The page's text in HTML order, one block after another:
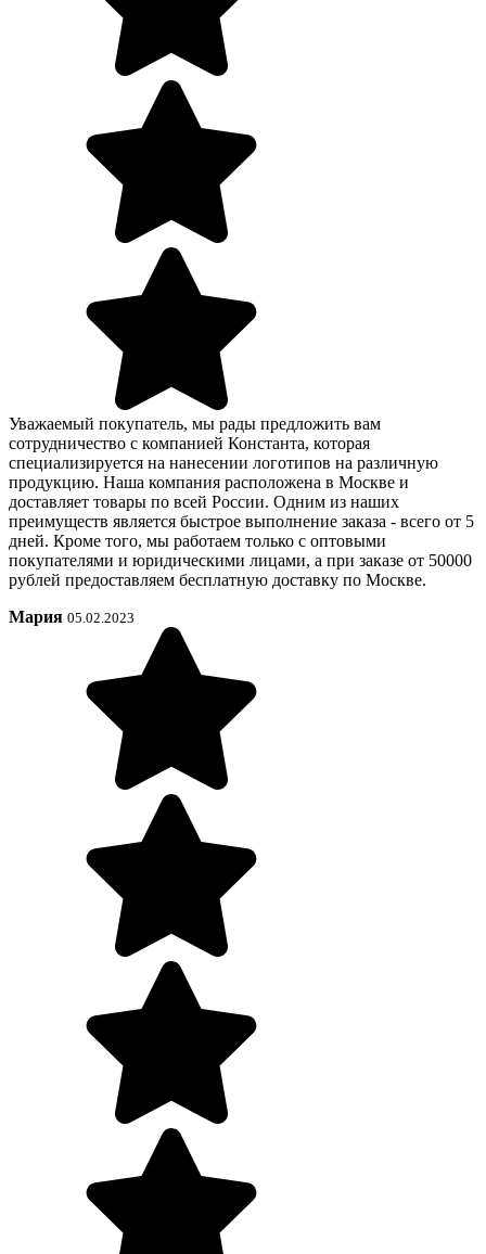
Уважаемый покупатель, мы рады предложить вам
сотрудничество с компанией Константа, которая
специализируется на нанесении логотипов на различную
продукцию. Наша компания расположена в Москве и
доставляет товары по всей России. Одним из наших
преимуществ является быстрое выполнение заказа - всего от 5
дней. Кроме того, мы работаем только с оптовыми
покупателями и юридическими лицами, а при заказе от 50000
рублей предоставляем бесплатную доставку по Москве.
Мария 05.02.2023